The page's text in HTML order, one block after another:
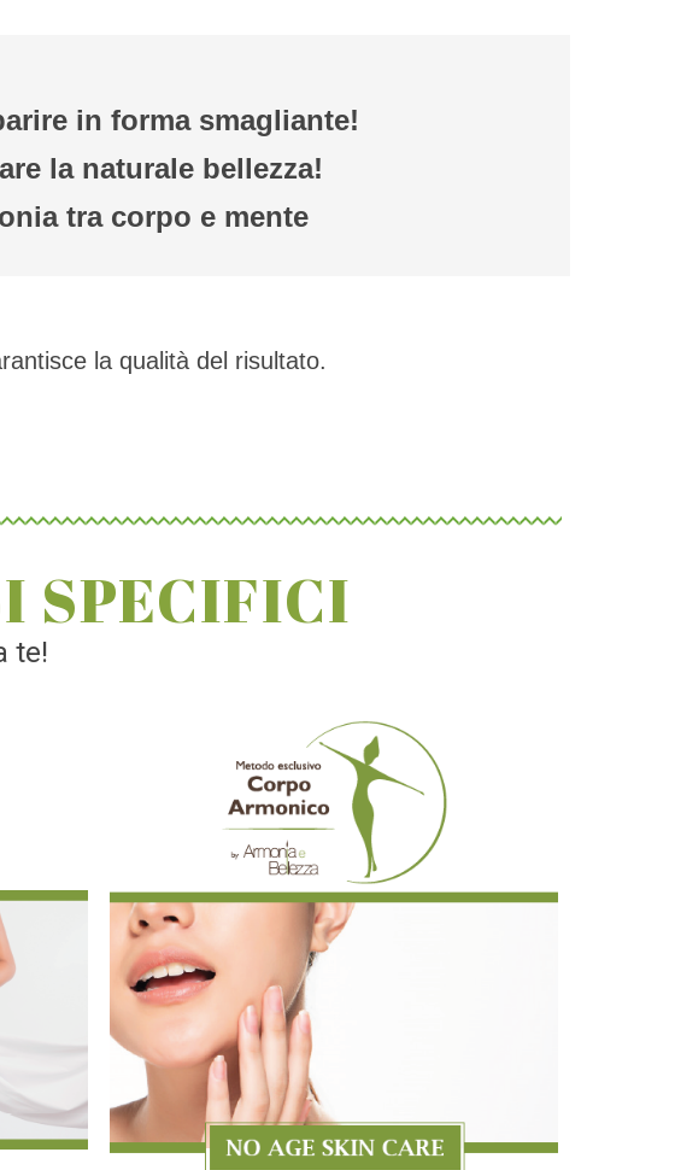
in forma smagliante!
la naturale bellezza!
tra corpo e mente
la qualità del risultato.
SPECIFICI
te!